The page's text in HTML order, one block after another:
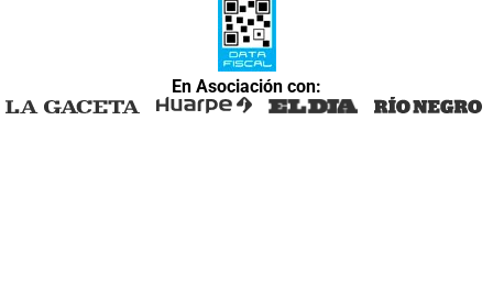
En Asociación con: